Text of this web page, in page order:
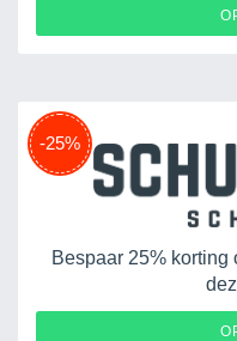
-25%
Bespaar 25%